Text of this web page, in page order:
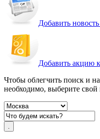
Добавить
Добавить акцию
Чтобы облегчить поиск и
необходимо, выберите